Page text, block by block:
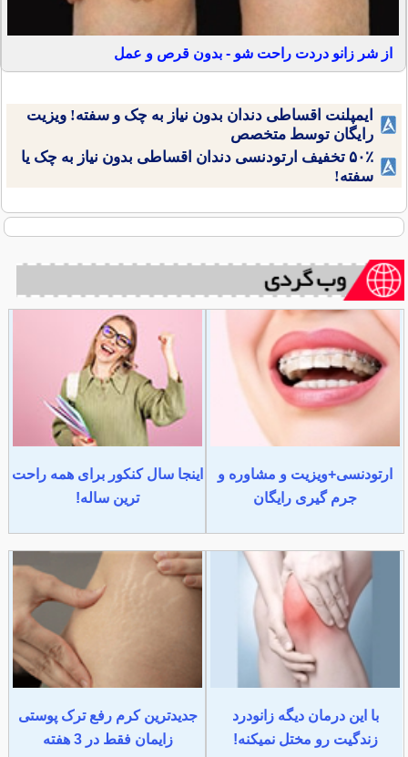
از شر زانو دردت راحت شو - بدون قرص و عمل
ایمپلنت اقساطی دندان بدون نیاز به چک و سفته! ویزیت
رایگان توسط متخصص
۵۰٪ تخفیف ارتودنسی دندان اقساطی بدون نیاز به چک یا
سفته!
ارتودنسی+ویزیت و مشاوره و
جرم گیری رایگان
اینجا سال کنکور برای همه راحت
ترین ساله!
با این درمان دیگه زانودرد
زندگیت رو مختل نمیکنه!
جدیدترین کرم رفع ترک پوستی
زایمان فقط در 3 هفته